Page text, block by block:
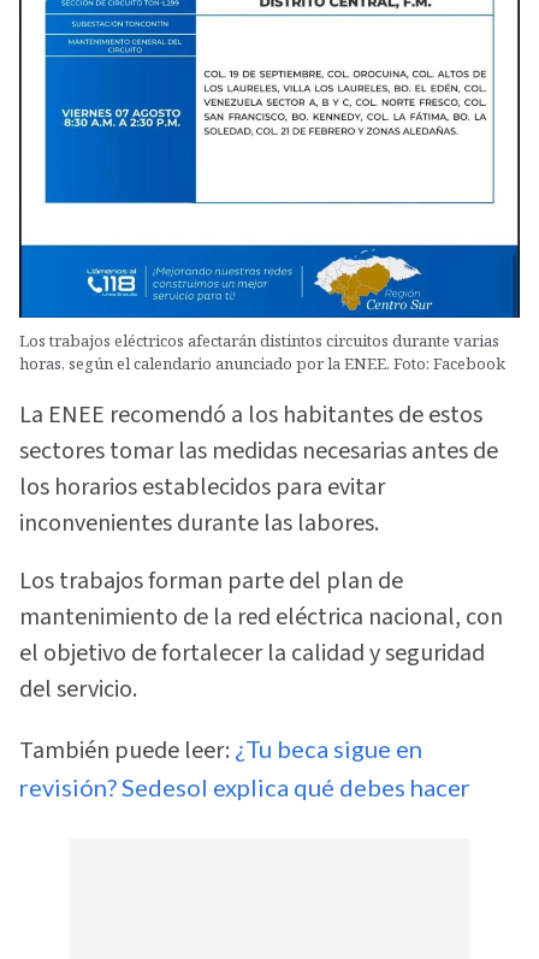
Los trabajos eléctricos afectarán distintos circuitos durante varias
horas, según el calendario anunciado por la ENEE. Foto: Facebook
La ENEE recomendó a los habitantes de estos
sectores tomar las medidas necesarias antes de
los horarios establecidos para evitar
inconvenientes durante las labores.
Los trabajos forman parte del plan de
mantenimiento de la red eléctrica nacional, con
el objetivo de fortalecer la calidad y seguridad
del servicio.
También puede leer: ¿Tu beca sigue en
revisión? Sedesol explica qué debes hacer